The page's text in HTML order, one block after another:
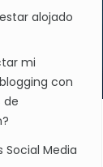
alojado
mi
con
de
Social Media